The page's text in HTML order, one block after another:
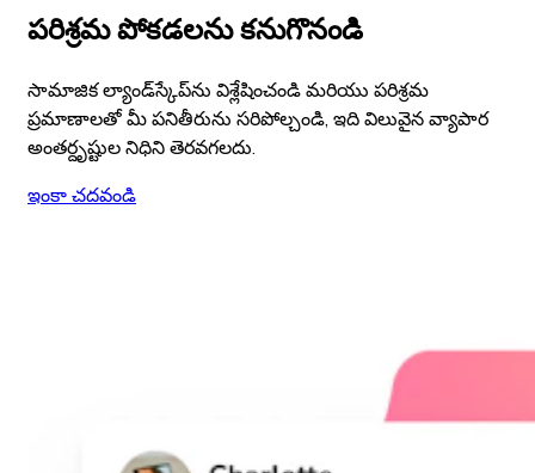
పరిశ్రమ పోకడలను కనుగొనండి
సామాజిక ల్యాండ్‌స్కేప్‌ను విశ్లేషించండి మరియు పరిశ్రమ
ప్రమాణాలతో మీ పనితీరును సరిపోల్చండి, ఇది విలువైన వ్యాపార
అంతర్దృష్టుల నిధిని తెరవగలదు.
ఇంకా చదవండి